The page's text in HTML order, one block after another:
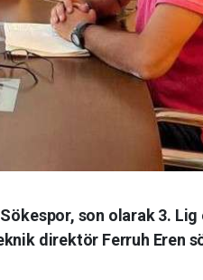
son olarak 3. Lig
direktör Ferruh Eren